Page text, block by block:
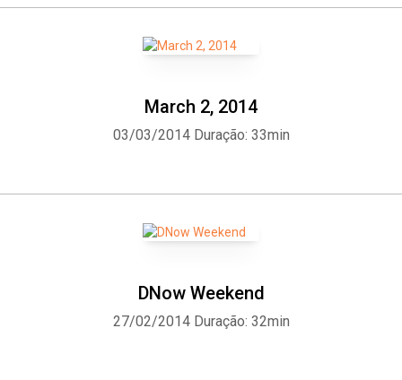
March 2, 2014
03/03/2014 Duração: 33min
DNow Weekend
27/02/2014 Duração: 32min